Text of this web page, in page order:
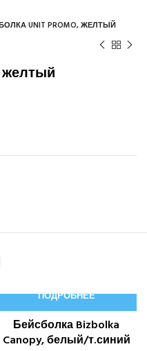
UNIT PROMO, ЖЕЛТЫЙ
желтый
ПОДРОБНЕЕ
Бейсболка Bizbolka
Canopy, белый/т.синий